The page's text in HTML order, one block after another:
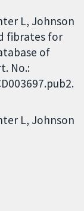
L, Johnson
fibrates for
of
No.:
L Johnson